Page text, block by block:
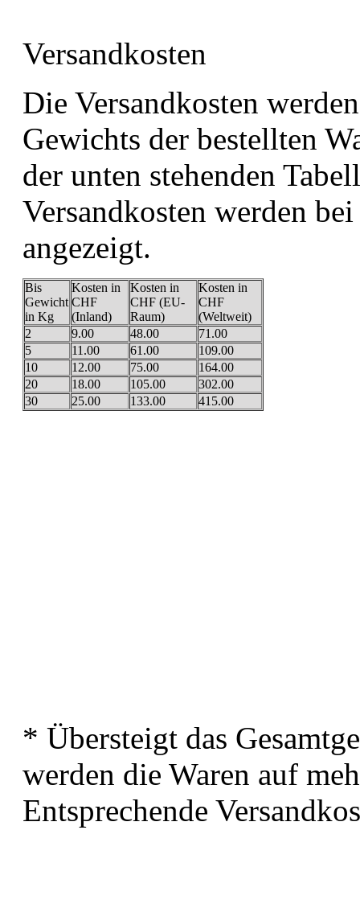
Versandkosten
Die Versandkosten
Gewichts der bestellten
der unten stehenden
Versandkosten werden
angezeigt.
Bis
Gewicht
in Kg
Kosten in
CHF
(Inland)
Kosten in
CHF (EU-
Raum)
Kosten in
CHF
(Weltweit)
2
9.00 48.00
71.00
5
11.00 61.00
109.00
10
12.00 75.00
164.00
20
18.00 105.00
302.00
30
25.00 133.00 415.00
* Übersteigt das
werden die Waren auf
Entsprechende